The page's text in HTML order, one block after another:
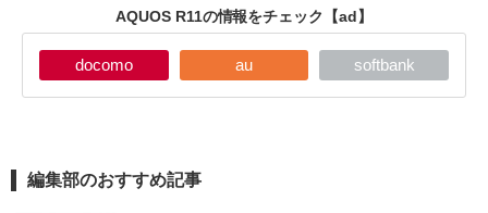
AQUOS R11の情報をチェック 【ad】
docomo au softbank
編集部のおすすめ記事